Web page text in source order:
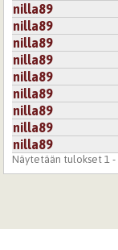
nilla89
nilla89
nilla89
nilla89
nilla89
nilla89
nilla89
nilla89
nilla89
Näytetään tulokset 1 -